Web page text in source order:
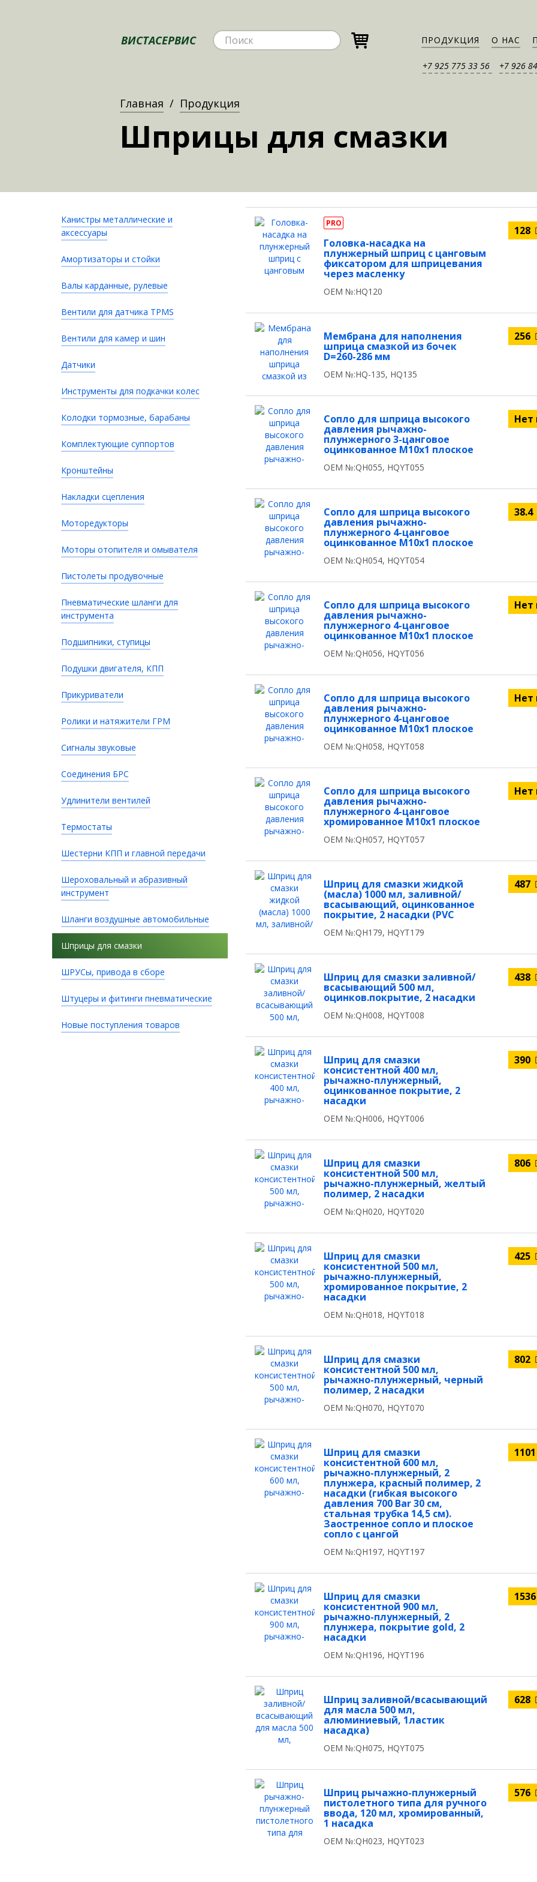
ВИСТАСЕРВИС ПРОДУКЦИЯ О НАС
+7 925 775 33 56 +7 926
Главная Продукция
Шприцы для смазки
Канистры металлические и
аксессуары
Амортизаторы и стойки
Валы карданные, рулевые
Вентили для датчика TPMS
Вентили для камер и шин
Датчики
Инструменты для подкачки колес
Колодки тормозные, барабаны
Комплектующие суппортов
Кронштейны
Накладки сцепления
Моторедукторы
Моторы отопителя и омывателя
Пистолеты продувочные
Пневматические шланги для
инструмента
Подшипники, ступицы
Подушки двигателя, КПП
Прикуриватели
Ролики и натяжители ГРМ
Сигналы звуковые
Соединения БРС
Удлинители вентилей
Термостаты
Шестерни КПП и главной передачи
Шероховальный и абразивный
инструмент
Шланги воздушные автомобильные
Шприцы для смазки
ШРУСы, привода в сборе
Штуцеры и фитинги пневматические
Новые поступления товаров
PRO
Головка-насадка на
плунжерный шприц с цанговым
фиксатором для шприцевания
через масленку
OEM №:HQ120
128
Мембрана для наполнения
шприца смазкой из бочек
D=260-286 мм
OEM №:HQ-135, HQ135
256
Сопло для шприца высокого
давления рычажно-
плунжерного 3-цанговое
оцинкованное М10x1 плоское
OEM №:QH055, HQYT055
Нет
Сопло для шприца высокого
давления рычажно-
плунжерного 4-цанговое
оцинкованное М10x1 плоское
OEM №:QH054, HQYT054
38.4
Сопло для шприца высокого
давления рычажно-
плунжерного 4-цанговое
оцинкованное М10x1 плоское
OEM №:QH056, HQYT056
Нет
Сопло для шприца высокого
давления рычажно-
плунжерного 4-цанговое
оцинкованное М10x1 плоское
OEM №:QH058, HQYT058
Нет
Сопло для шприца высокого
давления рычажно-
плунжерного 4-цанговое
хромированное М10x1 плоское
OEM №:QH057, HQYT057
Нет
Шприц для смазки жидкой
(масла) 1000 мл, заливной/
всасывающий, оцинкованное
покрытие, 2 насадки (PVC
OEM №:QH179, HQYT179
487
Шприц для смазки заливной/
всасывающий 500 мл,
оцинков.покрытие, 2 насадки
OEM №:QH008, HQYT008
438
Шприц для смазки
консистентной 400 мл,
рычажно-плунжерный,
оцинкованное покрытие, 2
насадки
OEM №:QH006, HQYT006
390
Шприц для смазки
консистентной 500 мл,
рычажно-плунжерный, желтый
полимер, 2 насадки
OEM №:QH020, HQYT020
806
Шприц для смазки
консистентной 500 мл,
рычажно-плунжерный,
хромированное покрытие, 2
насадки
OEM №:QH018, HQYT018
425
Шприц для смазки
консистентной 500 мл,
рычажно-плунжерный, черный
полимер, 2 насадки
OEM №:QH070, HQYT070
802
Шприц для смазки
консистентной 600 мл,
рычажно-плунжерный, 2
плунжера, красный полимер, 2
насадки (гибкая высокого
давления 700 Bar 30 см,
стальная трубка 14,5 см).
Заостренное сопло и плоское
сопло с цангой
OEM №:QH197, HQYT197
1101
Шприц для смазки
консистентной 900 мл,
рычажно-плунжерный, 2
плунжера, покрытие gold, 2
насадки
OEM №:QH196, HQYT196
1536
Шприц заливной/всасывающий
для масла 500 мл,
алюминиевый, 1ластик
насадка)
OEM №:QH075, HQYT075
628
Шприц рычажно-плунжерный
пистолетного типа для ручного
ввода, 120 мл, хромированный,
1 насадка
OEM №:QH023, HQYT023
576